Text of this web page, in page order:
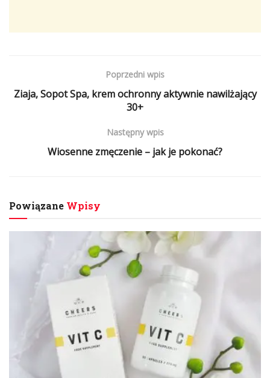
Poprzedni wpis
Ziaja, Sopot Spa, krem ochronny aktywnie nawilżający
30+
Następny wpis
Wiosenne zmęczenie – jak je pokonać?
Powiązane Wpisy